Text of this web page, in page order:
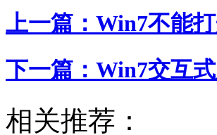
上一篇： Win7不能
下一篇： Win7交互
相关推荐：